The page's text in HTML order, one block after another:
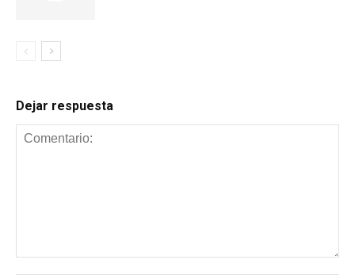
Dejar respuesta